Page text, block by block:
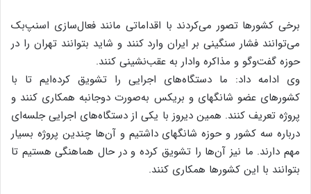
برخی کشورها تصور می‌کردند با اقداماتی مانند فعال‌سازی اسنپ‌بک
می‌توانند فشار سنگینی بر ایران وارد کنند و شاید بتوانند تهران را در
حوزه گفت‌وگو و مذاکره وادار به عقب‌نشینی کنند.
وی ادامه داد: ما دستگاه‌های اجرایی را تشویق کرده‌ایم تا با
کشورهای عضو شانگهای و بریکس به‌صورت دوجانبه همکاری کنند و
پروژه تعریف کنند. همین دیروز با یکی از دستگاه‌های اجرایی جلسه‌ای
درباره سه کشور و حوزه شانگهای داشتیم و آن‌ها چندین پروژه بسیار
مهم دارند. ما نیز آن‌ها را تشویق کرده و در حال هماهنگی هستیم تا
بتوانند با این کشورها همکاری کنند.